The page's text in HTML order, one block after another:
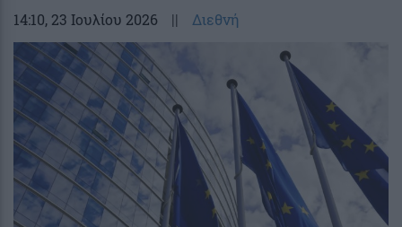
14:10, 23 Ιουλίου 2026 || Διεθνή